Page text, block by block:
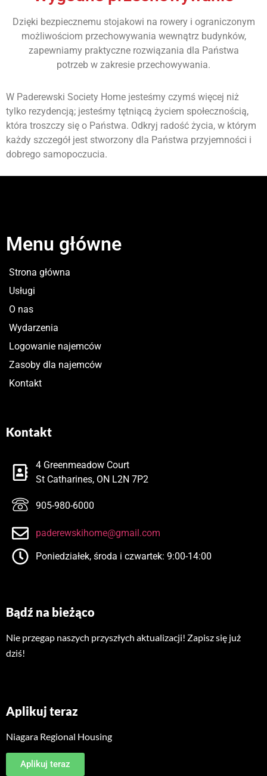
Dzięki bezpiecznemu stojakowi na rowery i ograniczonym
możliwościom przechowywania wewnątrz budynków,
zapewniamy praktyczne rozwiązania dla Państwa
potrzeb w zakresie przechowywania.
W Paderewski Society Home jesteśmy czymś więcej niż
tylko rezydencją; jesteśmy tętniącą życiem społecznością,
która troszczy się o Państwa. Odkryj radość życia, w którym
każdy szczegół jest stworzony dla Państwa przyjemności i
dobrego samopoczucia.
Menu główne
Strona główna
Usługi
O nas
Wydarzenia
Logowanie najemców
Zasoby dla najemców
Kontakt
Kontakt
4 Greenmeadow Court
St Catharines, ON L2N 7P2
905-980-6000
paderewskihome@gmail.com
Poniedziałek, środa i czwartek: 9:00-14:00
Bądź na bieżąco
Nie przegap naszych przyszłych aktualizacji! Zapisz się już
dziś!
Aplikuj teraz
Niagara Regional Housing
Aplikuj teraz